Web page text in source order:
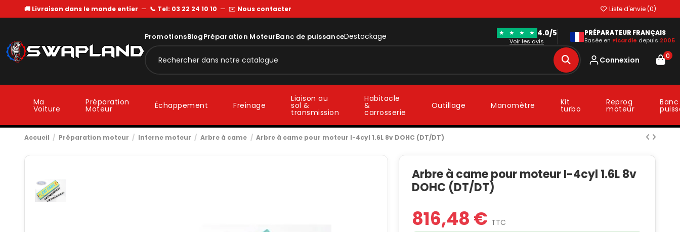
🚚 Livraison dans le monde entier — 📞 Tel: 03 22 24 10 10 — ✉️ Nous contacter Liste d'envie (0)
PromotionsBlogPréparation MoteurBanc de puissanceDestockage ★ ★ ★ ★ 4.0/5
Voir les avis
PRÉPARATEUR FRANÇAIS
Basée en Picardie depuis 2005
Connexion 0
Ma
Voiture
Préparation
Moteur Échappement Freinage
Liaison au
sol &
transmission
Habitacle
&
carrosserie
Outillage Manomètre Kit
turbo
Reprog
moteur
Accueil Préparation moteur Interne moteur Arbre à came Arbre à came pour moteur I-4cyl 1.6L 8v DOHC (DT/DT)
Arbre à came pour moteur I-4cyl 1.6L 8v
DOHC (DT/DT)
816,48 € TTC